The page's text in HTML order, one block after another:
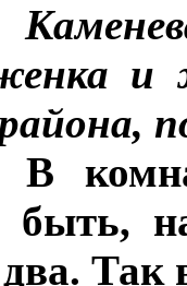
района,
В
быть,
Так